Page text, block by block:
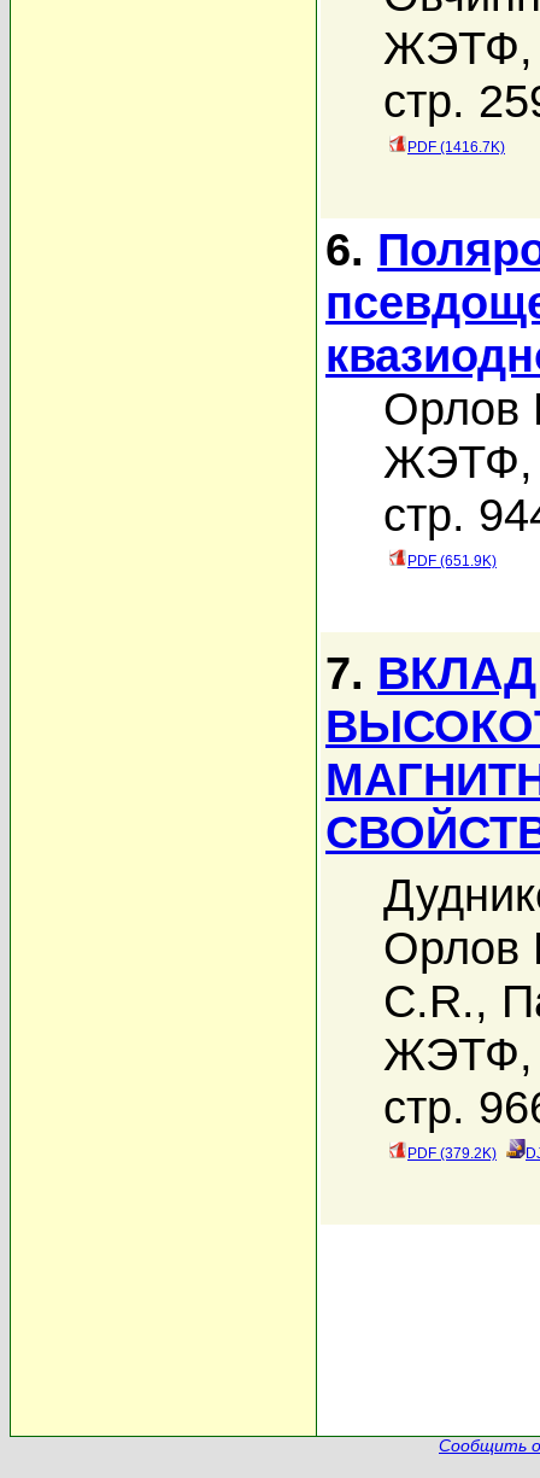
ЖЭТФ,
стр.
PDF (1416.7K)
6.
ЖЭТФ,
стр.
PDF (651.9K)
7.
C.R.,
ЖЭТФ,
стр.
PDF (379.2K)
Сообщить о